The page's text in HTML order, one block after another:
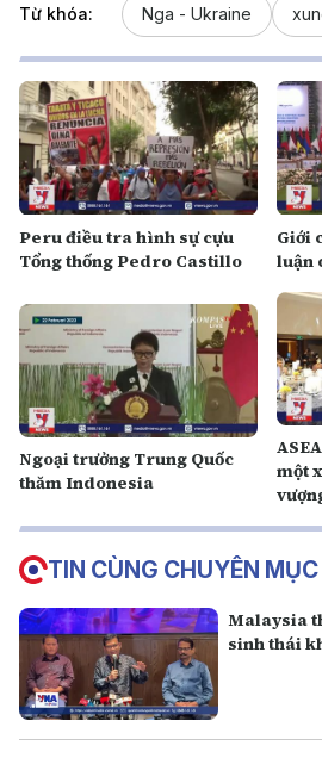
Từ khóa: Nga - Ukraine
Peru điều tra hình sự cựu
Tổng thống Pedro Castillo
Giới
luận
Ngoại trưởng Trung Quốc
thăm Indonesia
một
TIN CÙNG CHUYÊN MỤC
Malaysia
sinh thái